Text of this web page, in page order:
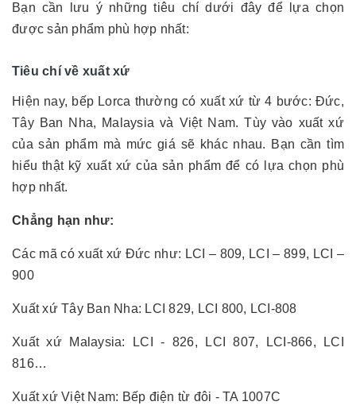
Bạn cần lưu ý những tiêu chí dưới đây để lựa chọn
được sản phẩm phù hợp nhất:
Tiêu chí về xuất xứ
Hiện nay, bếp Lorca thường có xuất xứ từ 4 bước: Đức,
Tây Ban Nha, Malaysia và Việt Nam. Tùy vào xuất xứ
của sản phẩm mà mức giá sẽ khác nhau. Bạn cần tìm
hiểu thật kỹ xuất xứ của sản phẩm để có lựa chọn phù
hợp nhất.
Chẳng hạn như:
Các mã có xuất xứ Đức như: LCI – 809, LCI – 899, LCI –
900
Xuất xứ Tây Ban Nha: LCI 829, LCI 800, LCI-808
Xuất xứ Malaysia: LCI - 826, LCI 807, LCI-866, LCI
816…
Xuất xứ Việt Nam: Bếp điện từ đôi - TA 1007C